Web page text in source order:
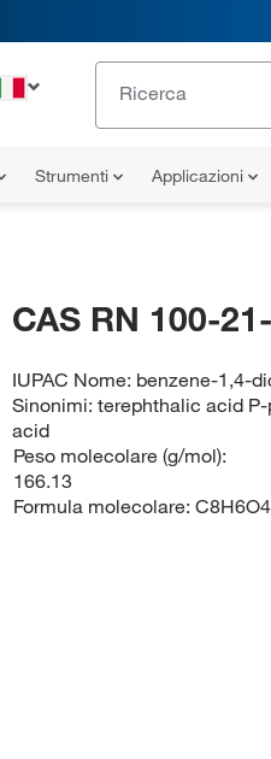
Strumenti Applicazioni
CAS RN 100-
IUPAC Nome: benzene-1,4-
Sinonimi:terephthalic acid
acid
Peso molecolare (g/mol):
166.13
Formula molecolare: C8H6O4